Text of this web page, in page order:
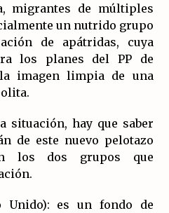
migrantes de múltiples
un nutrido grupo
de apátridas, cuya
los planes del PP de
imagen limpia de una
situación, hay que saber
de este nuevo pelotazo
los dos grupos que
Unido): es un fondo de